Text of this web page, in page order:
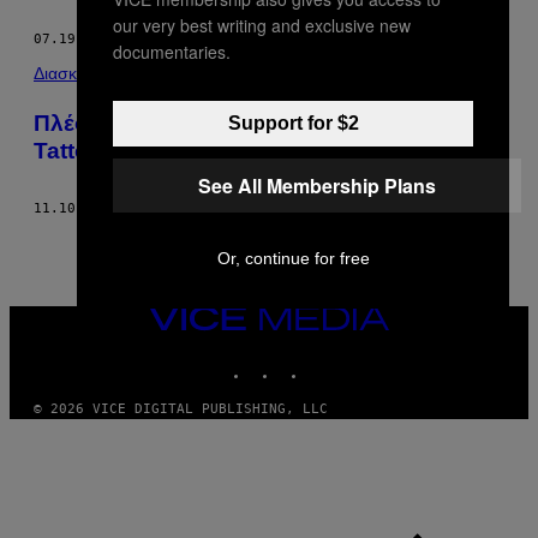
07.19.17 ΚΕΊΜΕΝΟPIERRE BERTHELOT KLECK
Διασκέδαση
Πλέον Μπορείς να Χτυπήσεις το Δικό σου
Tattoo Μόνος σου
11.10.15
VICE
MEDIA
© 2026 VICE DIGITAL PUBLISHING, LLC
our very best writing and exclusive new
documentaries.
Support for $2
See All Membership Plans
Or, continue for free